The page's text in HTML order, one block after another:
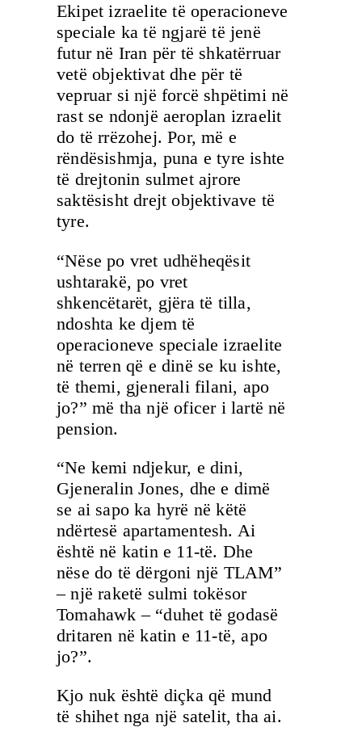
Ekipet izraelite të operacioneve
speciale ka të ngjarë të jenë
futur në Iran për të shkatërruar
vetë objektivat dhe për të
vepruar si një forcë shpëtimi në
rast se ndonjë aeroplan izraelit
do të rrëzohej. Por, më e
rëndësishmja, puna e tyre ishte
të drejtonin sulmet ajrore
saktësisht drejt objektivave të
tyre.
“Nëse po vret udhëheqësit
ushtarakë, po vret
shkencëtarët, gjëra të tilla,
ndoshta ke djem të
operacioneve speciale izraelite
në terren që e dinë se ku ishte,
të themi, gjenerali filani, apo
jo?” më tha një oficer i lartë në
pension.
“Ne kemi ndjekur, e dini,
Gjeneralin Jones, dhe e dimë
se ai sapo ka hyrë në këtë
ndërtesë apartamentesh. Ai
është në katin e 11-të. Dhe
nëse do të dërgoni një TLAM”
– një raketë sulmi tokësor
Tomahawk – “duhet të godasë
dritaren në katin e 11-të, apo
jo?”.
Kjo nuk është diçka që mund
të shihet nga një satelit, tha ai.